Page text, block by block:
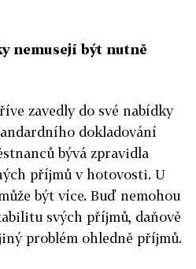
nemusejí být nutně
zavedly do své nabídky
dokladování
bývá zpravidla
příjmů v hotovosti. U
být více. Buď nemohou
svých příjmů, daňově
problém ohledně příjmů.